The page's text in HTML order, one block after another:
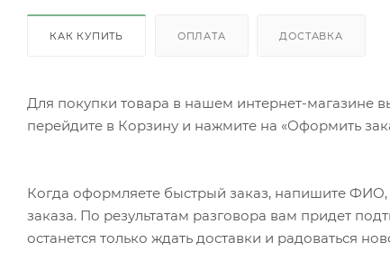
КАК КУПИТЬ ОПЛАТА ДОСТАВКА
Для покупки товара в нашем интернет-магазине
перейдите в Корзину и нажмите на «Оформить
Когда оформляете быстрый заказ, напишите
заказа. По результатам разговора вам придет
останется только ждать доставки и радоваться